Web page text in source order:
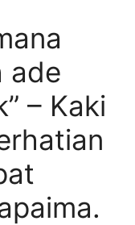
ade
– Kaki